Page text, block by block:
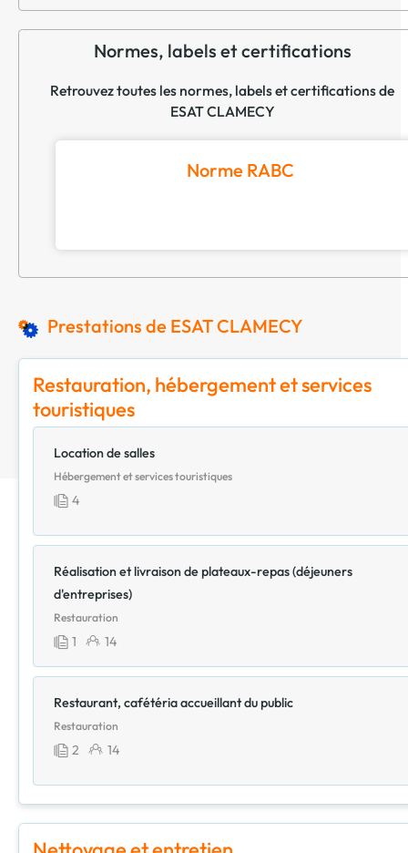
Normes, labels et certifications
Retrouvez toutes les normes, labels et certifications de
ESAT CLAMECY
Norme RABC
Prestations de ESAT CLAMECY
Restauration, hébergement et services
touristiques
Location de salles
Hébergement et services touristiques
4
Réalisation et livraison de plateaux-repas (déjeuners
d'entreprises)
Restauration
1 14
Restaurant, cafétéria accueillant du public
Restauration
2 14